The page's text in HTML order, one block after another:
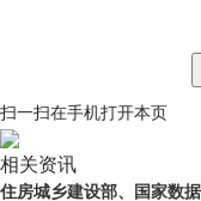
扫一扫在手机打开本页
相关资讯
住房城乡建设部、国家数